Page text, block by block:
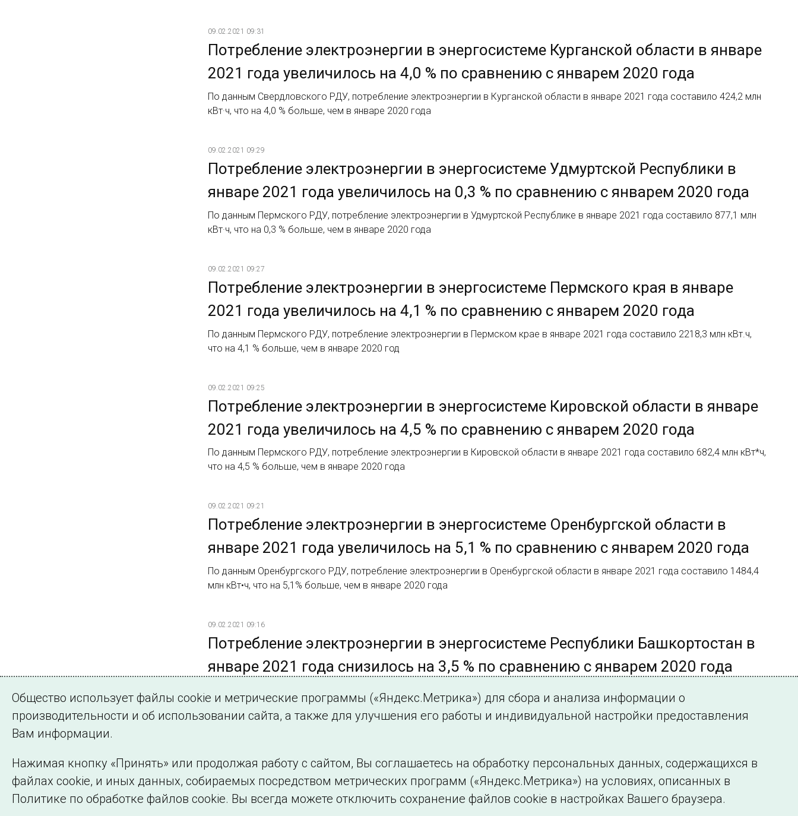
09.02.2021 09:31
Потребление электроэнергии в энергосистеме Курганской области в январе
2021 года увеличилось на 4,0 % по сравнению с январем 2020 года
По данным Свердловского РДУ, потребление электроэнергии в Курганской области в январе 2021 года составило 424,2 млн
кВт·ч, что на 4,0 % больше, чем в январе 2020 года
09.02.2021 09:29
Потребление электроэнергии в энергосистеме Удмуртской Республики в
январе 2021 года увеличилось на 0,3 % по сравнению с январем 2020 года
По данным Пермского РДУ, потребление электроэнергии в Удмуртской Республике в январе 2021 года составило 877,1 млн
кВт·ч, что на 0,3 % больше, чем в январе 2020 года
09.02.2021 09:27
Потребление электроэнергии в энергосистеме Пермского края в январе
2021 года увеличилось на 4,1 % по сравнению с январем 2020 года
По данным Пермского РДУ, потребление электроэнергии в Пермском крае в январе 2021 года составило 2218,3 млн кВт.ч,
что на 4,1 % больше, чем в январе 2020 год
09.02.2021 09:25
Потребление электроэнергии в энергосистеме Кировской области в январе
2021 года увеличилось на 4,5 % по сравнению с январем 2020 года
По данным Пермского РДУ, потребление электроэнергии в Кировской области в январе 2021 года составило 682,4 млн кВт*ч,
что на 4,5 % больше, чем в январе 2020 года
09.02.2021 09:21
Потребление электроэнергии в энергосистеме Оренбургской области в
январе 2021 года увеличилось на 5,1 % по сравнению с январем 2020 года
По данным Оренбургского РДУ, потребление электроэнергии в Оренбургской области в январе 2021 года составило 1484,4
млн кВт•ч, что на 5,1% больше, чем в январе 2020 года
09.02.2021 09:16
Потребление электроэнергии в энергосистеме Республики Башкортостан в
январе 2021 года снизилось на 3,5 % по сравнению с январем 2020 года
По данным Башкирского РДУ, потребление электроэнергии в Республике Башкортостан в январе 2021 года составило 2461,1
млн кВт·ч, что на 3,5 % меньше, чем в январе 2020 года
©2005–2026 АО «СО ЕЭС» Филиалы и представительства Использование информации Сведения об образовательной организации
Общество использует файлы cookie и метрические программы («Яндекс.Метрика») для сбора и анализа информации о
производительности и об использовании сайта, а также для улучшения его работы и индивидуальной настройки предоставления
Вам информации.
Нажимая кнопку «Принять» или продолжая работу с сайтом, Вы соглашаетесь на обработку персональных данных, содержащихся в
файлах cookie, и иных данных, собираемых посредством метрических программ («Яндекс.Метрика») на условиях, описанных в
Политике по обработке файлов cookie. Вы всегда можете отключить сохранение файлов cookie в настройках Вашего браузера.